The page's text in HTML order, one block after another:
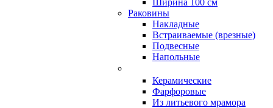
Ширина 100 см
Раковины
Накладные
Встраиваемые (врезные)
Подвесные
Напольные
Керамические
Фарфоровые
Из литьевого мрамора